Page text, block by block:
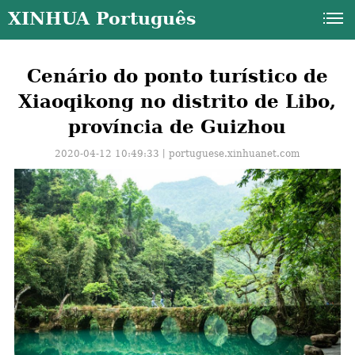
XINHUA Português
Cenário do ponto turístico de
Xiaoqikong no distrito de Libo,
província de Guizhou
2020-04-12 10:49:33丨portuguese.xinhuanet.com